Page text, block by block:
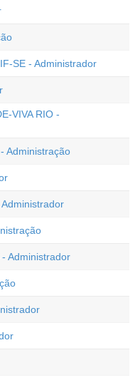
SE - Administrador
VIVA RIO -
Administração
Administrador